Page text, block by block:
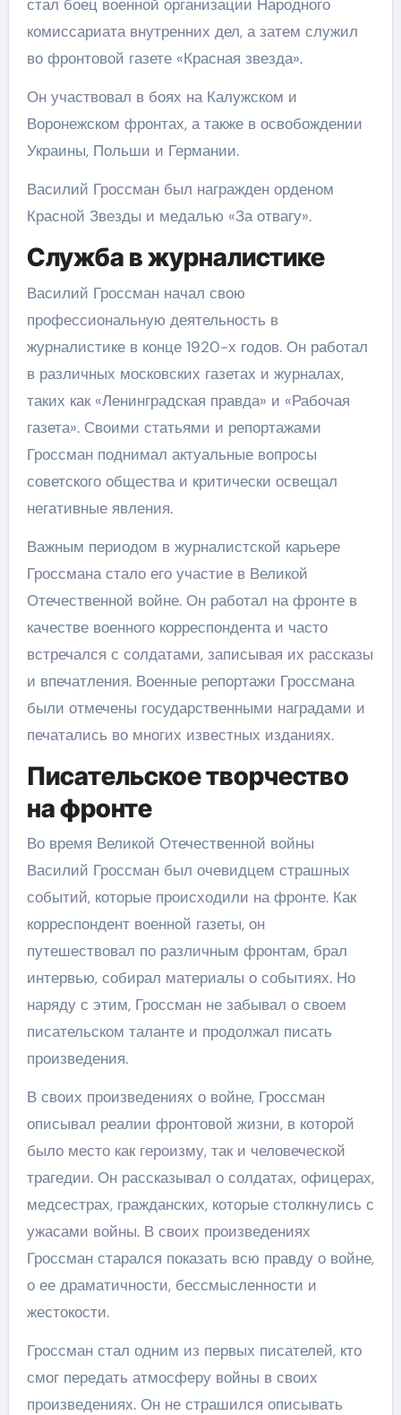
стал боец военной организации Народного
комиссариата внутренних дел, а затем служил
во фронтовой газете «Красная звезда».
Он участвовал в боях на Калужском и
Воронежском фронтах, а также в освобождении
Украины, Польши и Германии.
Василий Гроссман был награжден орденом
Красной Звезды и медалью «За отвагу».
Служба в журналистике
Василий Гроссман начал свою
профессиональную деятельность в
журналистике в конце 1920-х годов. Он работал
в различных московских газетах и журналах,
таких как «Ленинградская правда» и «Рабочая
газета». Своими статьями и репортажами
Гроссман поднимал актуальные вопросы
советского общества и критически освещал
негативные явления.
Важным периодом в журналистской карьере
Гроссмана стало его участие в Великой
Отечественной войне. Он работал на фронте в
качестве военного корреспондента и часто
встречался с солдатами, записывая их рассказы
и впечатления. Военные репортажи Гроссмана
были отмечены государственными наградами и
печатались во многих известных изданиях.
Писательское творчество
на фронте
Во время Великой Отечественной войны
Василий Гроссман был очевидцем страшных
событий, которые происходили на фронте. Как
корреспондент военной газеты, он
путешествовал по различным фронтам, брал
интервью, собирал материалы о событиях. Но
наряду с этим, Гроссман не забывал о своем
писательском таланте и продолжал писать
произведения.
В своих произведениях о войне, Гроссман
описывал реалии фронтовой жизни, в которой
было место как героизму, так и человеческой
трагедии. Он рассказывал о солдатах, офицерах,
медсестрах, гражданских, которые столкнулись с
ужасами войны. В своих произведениях
Гроссман старался показать всю правду о войне,
о ее драматичности, бессмысленности и
жестокости.
Гроссман стал одним из первых писателей, кто
смог передать атмосферу войны в своих
произведениях. Он не страшился описывать